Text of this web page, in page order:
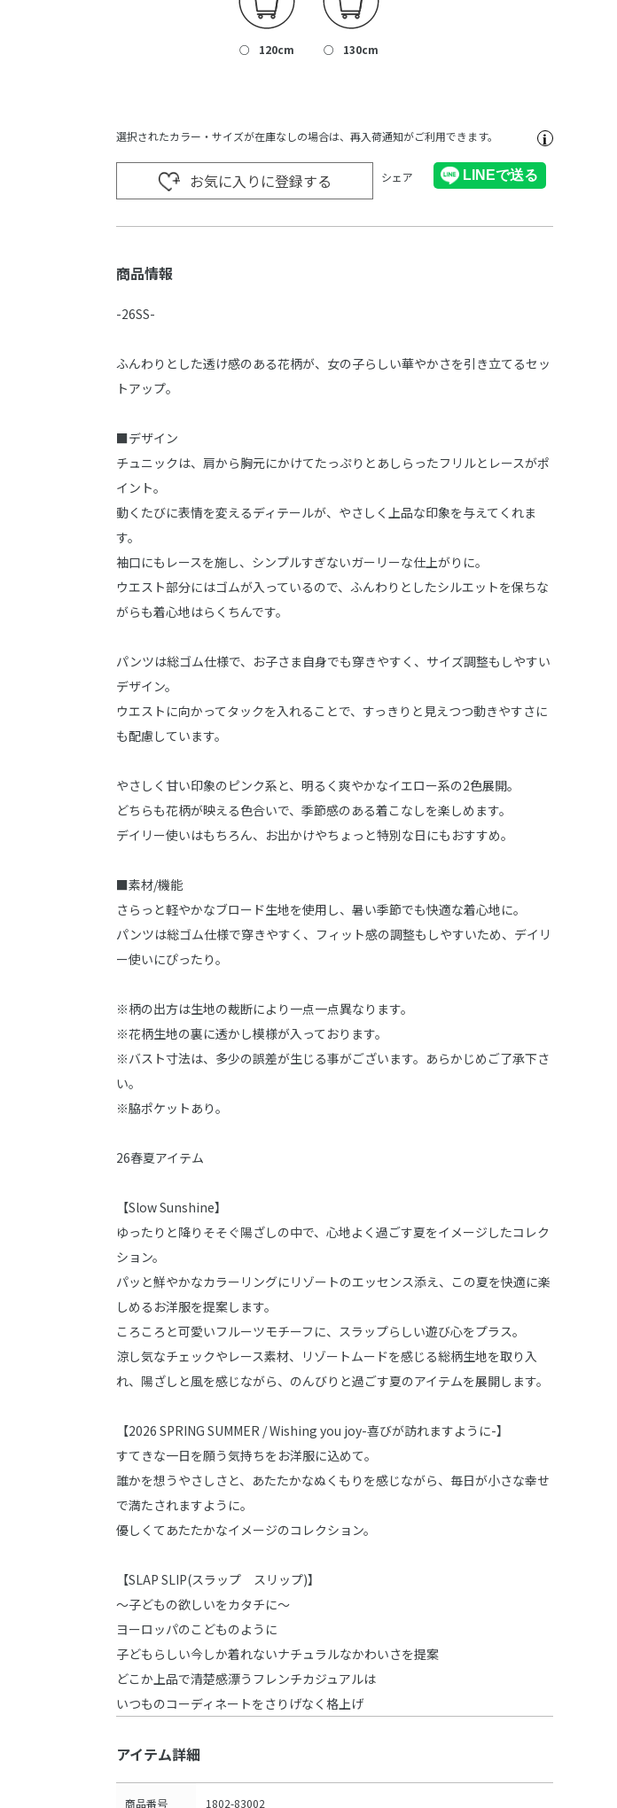
○ 120cm ○ 130cm
選択されたカラー・サイズが在庫なしの場合は、再入荷通知がご利用できます。
お気に入りに登録する シェア
商品情報
-26SS-
ふんわりとした透け感のある花柄が、女の子らしい華やかさを引き立てるセッ
トアップ。
■デザイン
チュニックは、肩から胸元にかけてたっぷりとあしらったフリルとレースがポ
イント。
動くたびに表情を変えるディテールが、やさしく上品な印象を与えてくれま
す。
袖口にもレースを施し、シンプルすぎないガーリーな仕上がりに。
ウエスト部分にはゴムが入っているので、ふんわりとしたシルエットを保ちな
がらも着心地はらくちんです。
パンツは総ゴム仕様で、お子さま自身でも穿きやすく、サイズ調整もしやすい
デザイン。
ウエストに向かってタックを入れることで、すっきりと見えつつ動きやすさに
も配慮しています。
やさしく甘い印象のピンク系と、明るく爽やかなイエロー系の2色展開。
どちらも花柄が映える色合いで、季節感のある着こなしを楽しめます。
デイリー使いはもちろん、お出かけやちょっと特別な日にもおすすめ。
■素材/機能
さらっと軽やかなブロード生地を使用し、暑い季節でも快適な着心地に。
パンツは総ゴム仕様で穿きやすく、フィット感の調整もしやすいため、デイリ
ー使いにぴったり。
※柄の出方は生地の裁断により一点一点異なります。
※花柄生地の裏に透かし模様が入っております。
※バスト寸法は、多少の誤差が生じる事がございます。あらかじめご了承下さ
い。
※脇ポケットあり。
26春夏アイテム
【Slow Sunshine】
ゆったりと降りそそぐ陽ざしの中で、心地よく過ごす夏をイメージしたコレク
ション。
パッと鮮やかなカラーリングにリゾートのエッセンス添え、この夏を快適に楽
しめるお洋服を提案します。
ころころと可愛いフルーツモチーフに、スラップらしい遊び心をプラス。
涼し気なチェックやレース素材、リゾートムードを感じる総柄生地を取り入
れ、陽ざしと風を感じながら、のんびりと過ごす夏のアイテムを展開します。
【2026 SPRING SUMMER / Wishing you joy-喜びが訪れますように-】
すてきな一日を願う気持ちをお洋服に込めて。
誰かを想うやさしさと、あたたかなぬくもりを感じながら、毎日が小さな幸せ
で満たされますように。
優しくてあたたかなイメージのコレクション。
【SLAP SLIP(スラップ スリップ)】
～子どもの欲しいをカタチに～
ヨーロッパのこどものように
子どもらしい今しか着れないナチュラルなかわいさを提案
どこか上品で清楚感漂うフレンチカジュアルは
いつものコーディネートをさりげなく格上げ
アイテム詳細
商品番号 1802-83002